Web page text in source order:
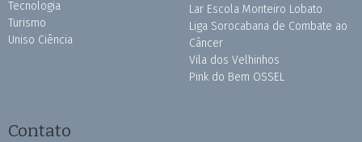
Tecnologia
Turismo
Uniso Ciência
Lar Escola Monteiro Lobato
Liga Sorocabana de Combate ao
Câncer
Vila dos Velhinhos
Pink do Bem OSSEL
Contato